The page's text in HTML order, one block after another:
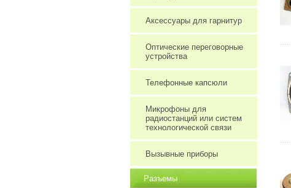
Аксессуары для гарнитур
Оптические переговорные
устройства
Телефонные капсюли
Микрофоны для
радиостанций или систем
технологической связи
Вызывные приборы
Разъемы